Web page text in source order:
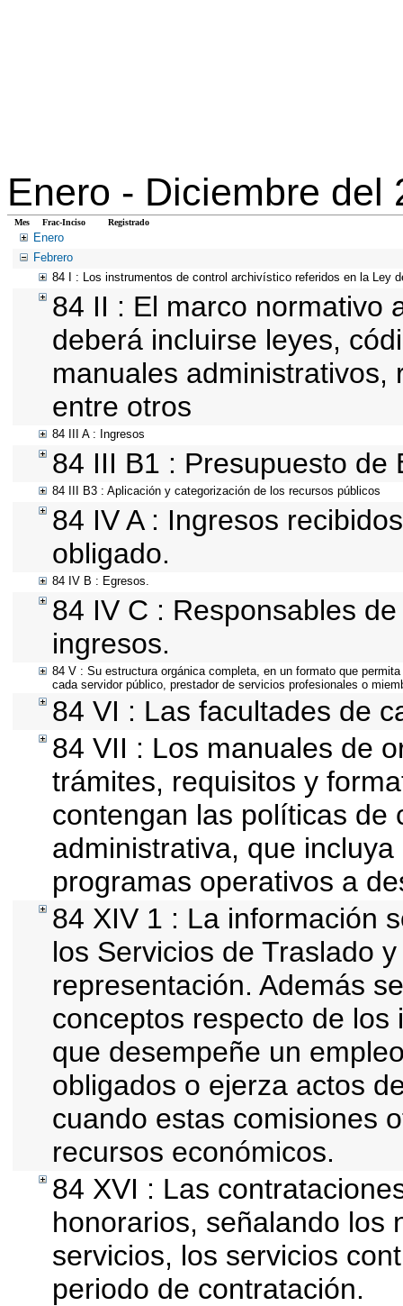
Enero - Diciembre del
Mes Frac-Inciso Registrado
Enero
Febrero
84 I : Los instrumentos de control archivístico referidos en la Ley
84 II : El marco normativo
deberá incluirse leyes,
manuales
entre otros
84 III A : Ingresos
84 III B1 : Presupuesto de
84 III B3 : Aplicación y categorización de los recursos públicos
84 IV A : Ingresos
obligado.
84 IV B : Egresos.
84 IV C : Responsables
ingresos.
84 V : Su estructura orgánica completa, en un formato que
cada servidor público, prestador de servicios profesionales o
84 VI : Las facultades de
84 VII : Los manuales de
trámites, requisitos y
contengan las políticas de
administrativa, que
programas operativos a
84 XIV 1 : La información
los Servicios de Traslado
representación. Además
conceptos respecto de
que desempeñe un
obligados o ejerza actos
cuando estas comisiones
recursos económicos.
84 XVI : Las
honorarios, señalando los
servicios, los servicios
periodo de contratación.